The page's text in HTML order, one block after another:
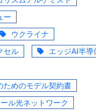
ー
ウクライナ
セル
エッジAI半導
ためのモデル契約書
ル光ネットワーク